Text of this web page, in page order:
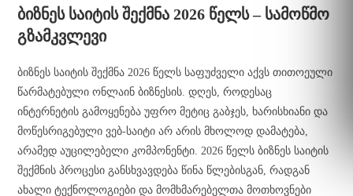
ბიზნეს საიტის შექმნა 2026 წელს – სამოწმო
გზამკვლევი
ბიზნეს საიტის შექმნა 2026 წელს საფუძველი აქვს თითოეული
წარმატებული ონლაინ ბიზნესის. დღეს, როდესაც
ინტერნეტის გამოყენება უფრო მეტიც გაბჯეს, ხარისხიანი და
მოწესრიგებული ვებ-საიტი არ არის მხოლოდ დამატება,
არამედ აუცილებელი კომპონენტი. 2026 წელს ბიზნეს საიტის
შექმნის პროცესი განსხვავდება წინა წლებისგან, რადგან
ახალი ტექნოლოგიები და მომხმარებელთა მოთხოვნები